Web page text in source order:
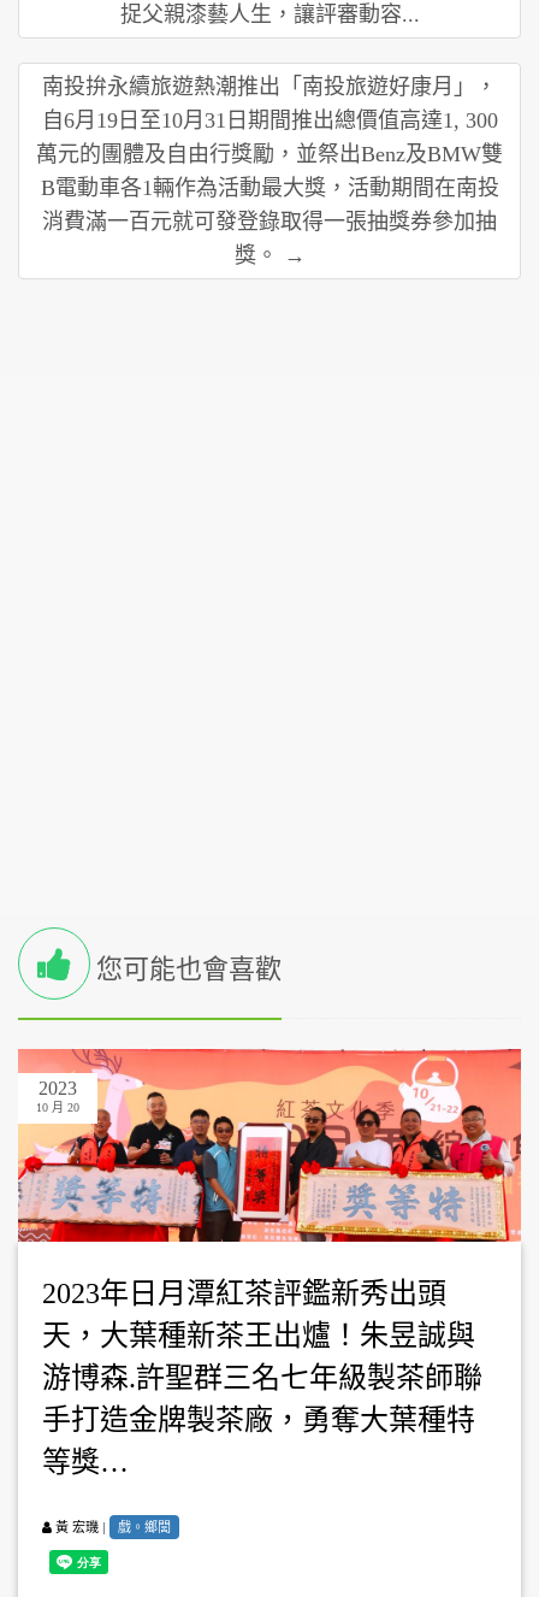
捉父親漆藝人生，讓評審動容...
南投拚永續旅遊熱潮推出「南投旅遊好康月」，
自6月19日至10月31日期間推出總價值高達1, 300
萬元的團體及自由行獎勵，並祭出Benz及BMW雙
B電動車各1輛作為活動最大獎，活動期間在南投
消費滿一百元就可發登錄取得一張抽獎券參加抽
獎。 →
您可能也會喜歡
2023
10 月 20
2023年日月潭紅茶評鑑新秀出頭
天，大葉種新茶王出爐！朱昱誠與
游博森.許聖群三名七年級製茶師聯
手打造金牌製茶廠，勇奪大葉種特
等獎…
黃 宏璣 | 戲。鄉閭